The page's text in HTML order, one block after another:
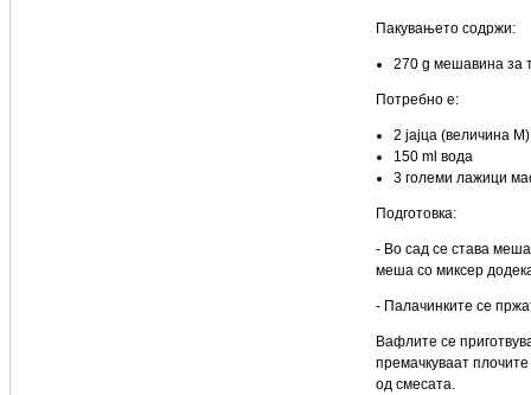
Пакувањето содржи:
270 g мешавина за
Потребно е:
2 јајца (величина М)
150 ml вода
3 големи лажици
Подготовка:
- Во сад се става
меша со миксер
- Палачинките се
Вафлите се
премачкуваат
од смесата.